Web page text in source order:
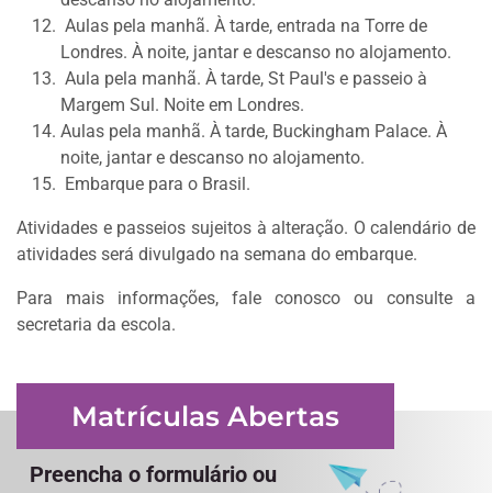
Aulas pela manhã. À tarde, entrada na Torre de
Londres. À noite, jantar e descanso no alojamento.
Aula pela manhã. À tarde, St Paul's e passeio à
Margem Sul. Noite em Londres.
Aulas pela manhã. À tarde, Buckingham Palace. À
noite, jantar e descanso no alojamento.
Embarque para o Brasil.
Atividades e passeios sujeitos à alteração. O calendário de
atividades será divulgado na semana do embarque.
Para mais informações, fale conosco ou consulte a
secretaria da escola.
Matrículas Abertas
Preencha o formulário ou